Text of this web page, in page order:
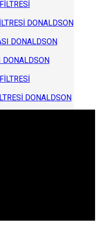
DONALDSON
DONALDSON
DONALDSON